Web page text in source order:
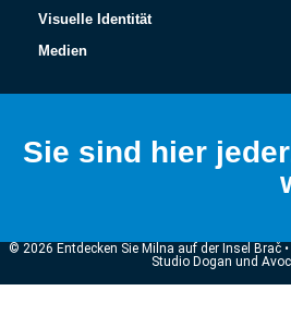
Visuelle Identität
Medien
Sie sind hier
© 2026 Entdecken Sie Milna auf der Insel Brač
Studio Dogan und